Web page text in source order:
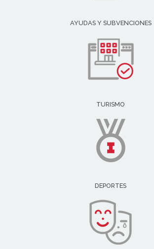
AYUDAS Y SUBVENCIONES
TURISMO
DEPORTES